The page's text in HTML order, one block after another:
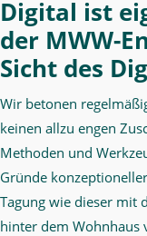
Digital ist
der MWW-
Sicht des
Wir betonen
keinen allzu engen
Methoden und
Gründe
Tagung wie dieser mit
hinter dem Wohnhaus